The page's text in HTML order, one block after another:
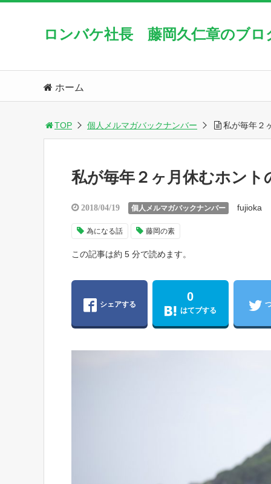
ロンバケ社長 藤岡久仁章のブロ
ホーム
TOP 個人メルマガバックナンバー 私が毎年２
私が毎年２ヶ月休むホント
2018/04/19 個人メルマガバックナンバー fujioka
為になる話 藤岡の素
この記事は約 5 分で読めます。
シェアする
0
はてブする